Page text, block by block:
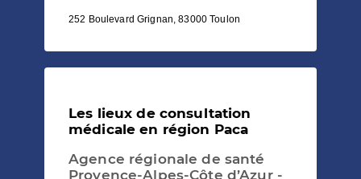
252 Boulevard Grignan, 83000 Toulon
Les lieux de consultation
médicale en région Paca
Agence régionale de santé
Provence-Alpes-Côte d’Azur -